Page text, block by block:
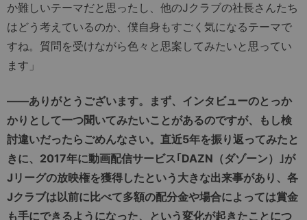
か難しいテーマだと思ったし、他のJクラブの社長さんたち
はどう考えているのか、僕自身もすごく気になるテーマで
すね。質問を受けながら色々と思案してみたいと思ってい
ます」
――ありがとうございます。まず、インタビューのとっか
かりとして一つ聞いてみたいことがあるのですが、もし検
討違いだったらごめんなさい。直近5年を振り返ってみたと
きに、2017年に動画配信サービス｢DAZN（ダゾーン）｣が
Jリーグの放映権を獲得したという大きな出来事があり、各
Jクラブは以前に比べて多額の配分金や場合によっては賞金
も手にできるようになった、という変化が起きたことにつ